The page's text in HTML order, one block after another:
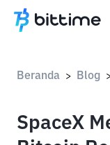
Beranda > Blog >
SpaceX